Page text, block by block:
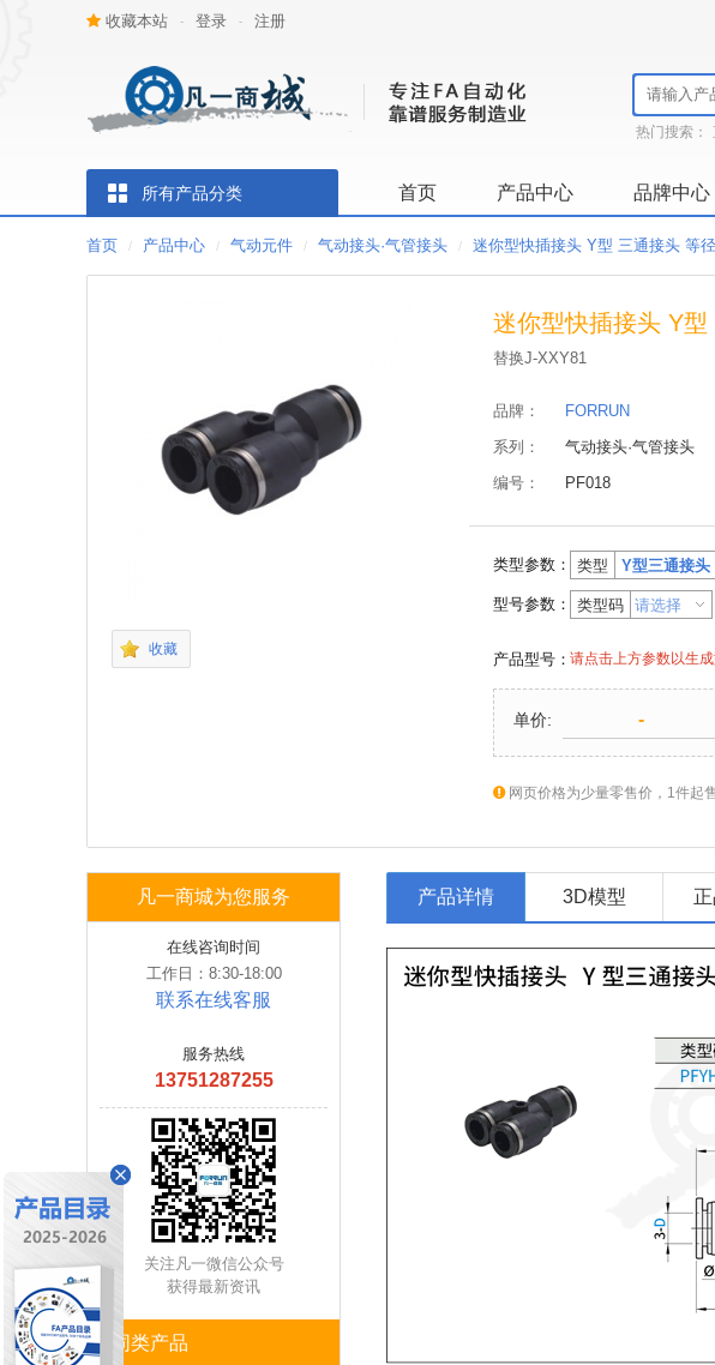
收藏本站 - 登录 - 注册
热门搜索：
所有产品分类 首页 产品中心 品牌中心
首页 / 产品中心 / 气动元件 / 气动接头·气管接头 / 迷你型快插接头 Y型 三通接头 等
收藏
迷你型快插接头 Y
替换J-XXY81
品牌：
FORRUN
系列：
气动接头·气管接头
编号：
PF018
类型参数： 类型 Y型三通接头
型号参数： 类型码
产品型号：请点击上方参数以生
单价: -
网页价格为少量零售价，1件起售
产品详情 3D模型
凡一商城为您服务
在线咨询时间
工作日：8:30-18:00
联系在线客服
服务热线
13751287255
关注凡一微信公众号
获得最新资讯
同类产品